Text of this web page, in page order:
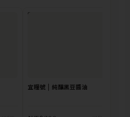
宜糧號 | 純釀黑豆醬油